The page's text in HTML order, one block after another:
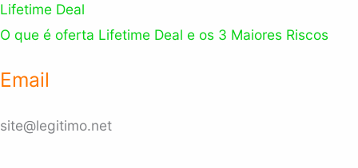
Lifetime Deal
O que é oferta Lifetime Deal e os 3 Maiores Riscos
Email
site@legitimo.net